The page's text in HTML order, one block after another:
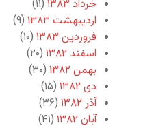
خرداد ۱۳۸۳
(۱۱)
اردیبهشت ۱۳۸۳
(۹)
فروردین ۱۳۸۳
(۱۰)
اسفند ۱۳۸۲
(۲۰)
بهمن ۱۳۸۲
(۳۰)
دی ۱۳۸۲
(۱۵)
آذر ۱۳۸۲
(۳۶)
آبان ۱۳۸۲
(۴۱)